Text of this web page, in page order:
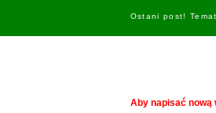
Ostani post!
Aby napisać nową